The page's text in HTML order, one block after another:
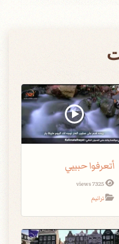
أتعرفوا حبيبي
7325 views
ترانيم